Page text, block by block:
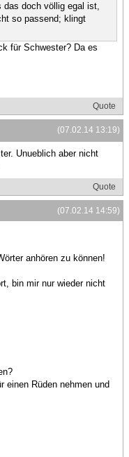
das doch völlig egal ist,
so passend; klingt
für Schwester? Da es
Quote
(07.02.14 13:19)
Unueblich aber nicht
Quote
(07.02.14 14:59)
anhören zu können!
bin mir nur wieder nicht
einen Rüden nehmen und